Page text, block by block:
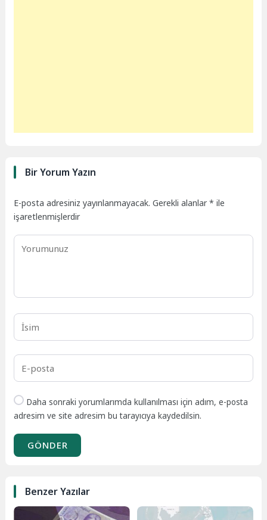
Bir Yorum Yazın
E-posta adresiniz yayınlanmayacak. Gerekli alanlar* ile
işaretlenmişlerdir
Daha sonraki yorumlarımda kullanılması için adım, e-posta
adresim ve site adresim bu tarayıcıya kaydedilsin.
GÖNDER
Benzer Yazılar